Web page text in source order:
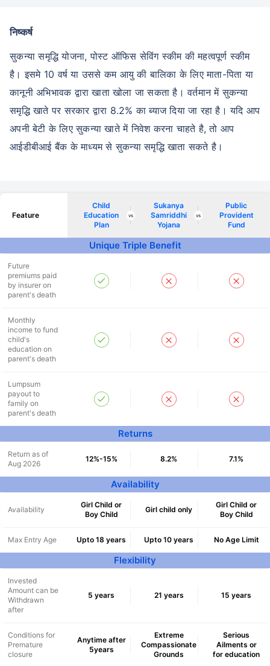
निष्कर्ष
सुकन्या समृद्धि योजना, पोस्ट ऑफिस सेविंग स्कीम की महत्वपूर्ण स्कीम
है। इसमे 10 वर्ष या उससे कम आयु की बालिका के लिए माता-पिता या
कानूनी अभिभावक द्वारा खाता खोला जा सकता है। वर्तमान में सुकन्या
समृद्धि खाते पर सरकार द्वारा 8.2% का ब्याज दिया जा रहा है। यदि आप
अपनी बेटी के लिए सुकन्या खाते में निवेश करना चाहते है, तो आप
आईडीबीआई बैंक के माध्यम से सुकन्या समृद्धि खाता सकते है।
Feature
Child
Education
Plan
vs
Sukanya
Samriddhi
Yojana
vs
Public
Provident
Fund
Unique Triple Benefit
Future
premiums paid
by insurer on
parent's death
Monthly
income to fund
child's
education on
parent's death
Lumpsum
payout to
family on
parent's death
Returns
Return as of
Aug 2026
12%-15% 8.2% 7.1%
Availability
Availability
Girl Child or
Boy Child
Girl child only
Girl Child or
Boy Child
Max Entry Age Upto 18 years Upto 10 years No Age Limit
Flexibility
Invested
Amount can be
Withdrawn
after
5 years 21 years 15 years
Conditions for
Premature
closure
Anytime after
5years
Extreme
Compassionate
Grounds
Serious
Ailments or
for education
NOTHING IS MORE IMPORTANT THAN
Securing Your Child's Future